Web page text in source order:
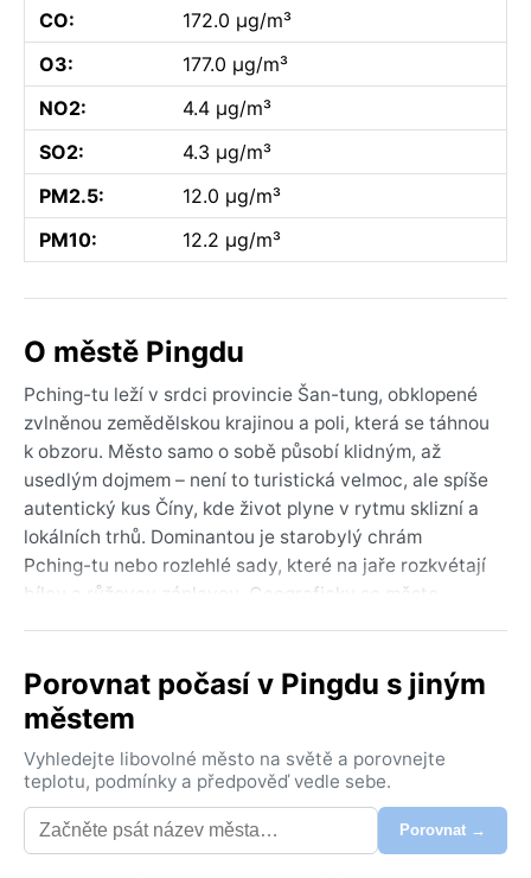
CO:
172.0 µg/m³
O3:
177.0 µg/m³
NO2:
4.4 µg/m³
SO2:
4.3 µg/m³
PM2.5:
12.0 µg/m³
PM10:
12.2 µg/m³
O městě Pingdu
Pching-tu leží v srdci provincie Šan-tung, obklopené
zvlněnou zemědělskou krajinou a poli, která se táhnou
k obzoru. Město samo o sobě působí klidným, až
usedlým dojmem – není to turistická velmoc, ale spíše
autentický kus Číny, kde život plyne v rytmu sklizní a
lokálních trhů. Dominantou je starobylý chrám
Pching-tu nebo rozlehlé sady, které na jaře rozkvétají
bílou a růžovou záplavou. Geograficky se město
zelenině a ovoci, protože region je proslulý svou
zahradnickou produkcí.
Klima spadá do kategorie Dwa – suchá zima s horkým
létem. Zimy bývají chladné a suché, teploty často
klesají pod bod mrazu, ale sněhu je pomálu. Léta jsou
naopak parná a vlhká, s častými letními dešti, které
přináší východoasijský monzun. Srážky se soustředí
Porovnat počasí v Pingdu s jiným
městem
Vyhledejte libovolné město na světě a porovnejte
teplotu, podmínky a předpověď vedle sebe.
Porovnat →